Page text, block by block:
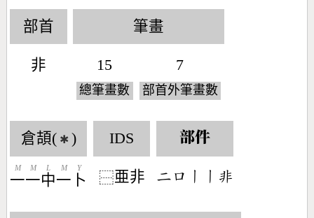
部首
非
筆畫
15
總筆畫數
7
部首外筆畫數
倉頡( ✱ )
一
M
一
M
中
L
一
M
卜
Y
IDS
⿱亜非
部件
󶀒󶁶󶀂󶀂󶇎